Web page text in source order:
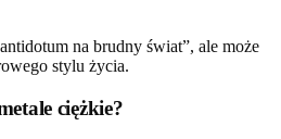
na brudny świat”, ale może
stylu życia.
ciężkie?